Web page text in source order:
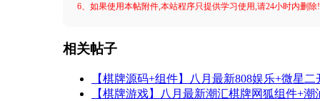
6、如果使用本帖附件,本站程序只提供学习使用,请24小时内删
相关帖子
【棋牌源码+组件】八月最新808娱乐+微星
【棋牌游戏】八月最新潮汇棋牌网狐组件+